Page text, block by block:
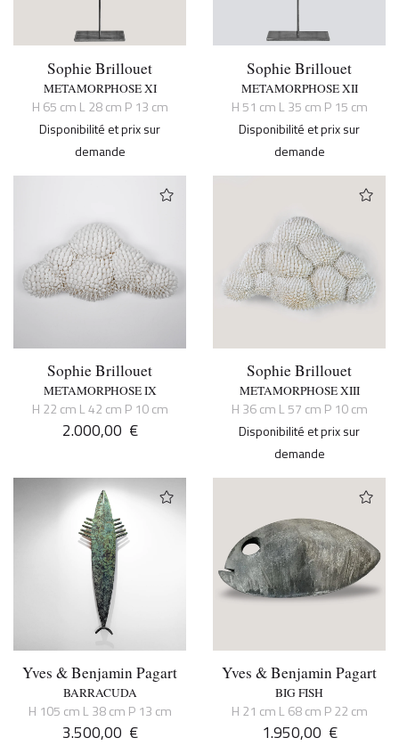
Sophie Brillouet
METAMORPHOSE XI
H 65 cm L 28 cm P 13 cm
Disponibilité et prix sur
demande
Sophie Brillouet
METAMORPHOSE XII
H 51 cm L 35 cm P 15 cm
Disponibilité et prix sur
demande
Sophie Brillouet
METAMORPHOSE IX
H 22 cm L 42 cm P 10 cm
2.000,00 €
Sophie Brillouet
METAMORPHOSE XIII
H 36 cm L 57 cm P 10 cm
Disponibilité et prix sur
demande
Yves & Benjamin Pagart
BARRACUDA
H 105 cm L 38 cm P 13 cm
3.500,00 €
Yves & Benjamin Pagart
BIG FISH
H 21 cm L 68 cm P 22 cm
1.950,00 €